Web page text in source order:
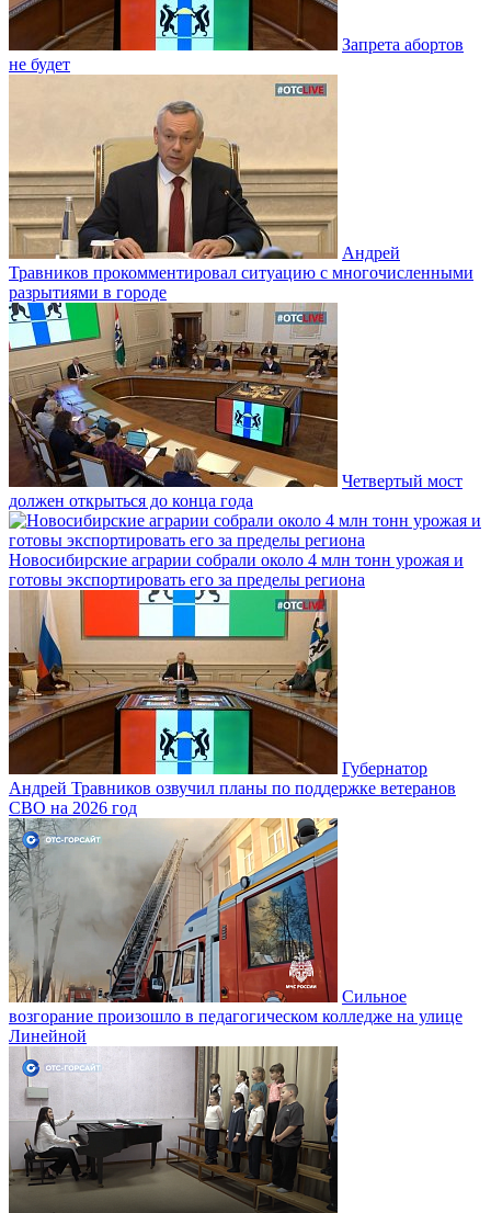
Запрета абортов
не будет
Андрей
Травников прокомментировал ситуацию с многочисленными
разрытиями в городе
Четвертый мост
должен открыться до конца года
Новосибирские аграрии собрали около 4 млн тонн урожая и
готовы экспортировать его за пределы региона
Губернатор
Андрей Травников озвучил планы по поддержке ветеранов
СВО на 2026 год
Сильное
возгорание произошло в педагогическом колледже на улице
Линейной